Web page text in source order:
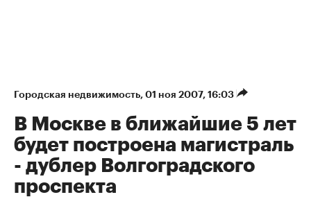
Городская недвижимость⁠, 01 ноя 2007, 16:03
В Москве в ближайшие 5 лет
будет построена магистраль
- дублер Волгоградского
проспекта